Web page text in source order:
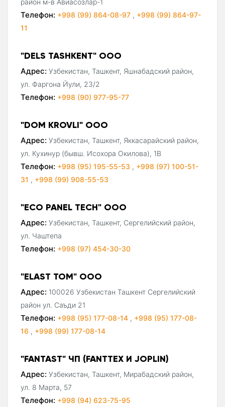
Телефон: +998 (99) 864-08-97 , +998 (99) 864-97-
11
"DELS TASHKENT" ООО
Адрес: Узбекистан, Ташкент, Яшнабадский район,
ул. Фаргона Йули, 23/2
Телефон: +998 (90) 977-95-77
"DOM KROVLI" ООО
Адрес: Узбекистан, Ташкент, Яккасарайский район,
ул. Кухинур (бывш. Исохора Окилова), 1В
Телефон: +998 (95) 195-55-53 , +998 (97) 100-51-
31 , +998 (99) 908-55-53
"ECO PANEL TECH" ООО
Адрес: Узбекистан, Ташкент, Сергелийский район,
ул. Чаштепа
Телефон: +998 (97) 454-30-30
"ELAST TOM" ООО
Адрес: 100026 Узбекистан Ташкент Сергелийский
район ул. Саъди 21
Телефон: +998 (95) 177-08-14 , +998 (95) 177-08-
16 , +998 (99) 177-08-14
"FANTAST" ЧП (FANTTEX И JOPLIN)
Адрес: Узбекистан, Ташкент, Мирабадский район,
ул. 8 Марта, 57
Телефон: +998 (94) 623-75-95